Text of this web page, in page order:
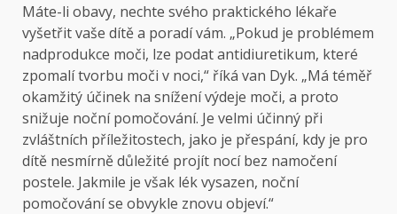
Máte-li obavy, nechte svého praktického lékaře
vyšetřit vaše dítě a poradí vám. „Pokud je problémem
nadprodukce moči, lze podat antidiuretikum, které
zpomalí tvorbu moči v noci,“ říká van Dyk. „Má téměř
okamžitý účinek na snížení výdeje moči, a proto
snižuje noční pomočování. Je velmi účinný při
zvláštních příležitostech, jako je přespání, kdy je pro
dítě nesmírně důležité projít nocí bez namočení
postele. Jakmile je však lék vysazen, noční
pomočování se obvykle znovu objeví.“